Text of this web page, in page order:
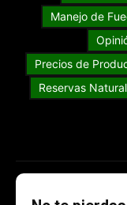
Manejo de
Precios de
Reservas